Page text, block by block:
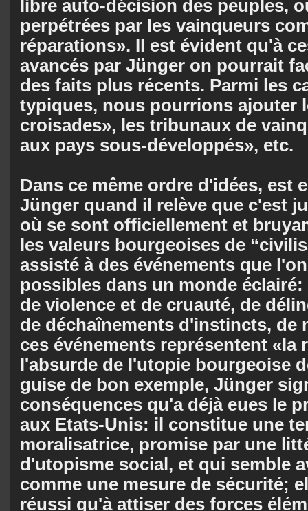
libre auto-décision des peuples,
perpétrées par les vainqueurs
réparations». Il est évident qu'à
avancés par Jünger on pourrait
des faits plus récents. Parmi les
typiques, nous pourrions ajouter
croisades», les tribunaux de
aux pays sous-développés», etc.
Dans ce même ordre d'idées, est
Jünger quand il relève que c'est
où se sont officiellement et
les valeurs bourgeoises de
assisté à des événements que
possibles dans un monde
de violence et de cruauté, de
de déchaînements d'instincts, de
ces événements représentent «la
l'absurde de l'utopie bourgeoise
guise de bon exemple, Jünger
conséquences qu'a déjà eues le
aux Etats-Unis: il constitue une
moralisatrice, promise par une
d'utopisme social, et qui semble
comme une mesure de sécurité;
réussi qu'à attiser des forces